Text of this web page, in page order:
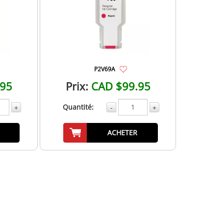
+
P2V69A
Prix: CAD $99.95
Quantité: - +
ACHETER